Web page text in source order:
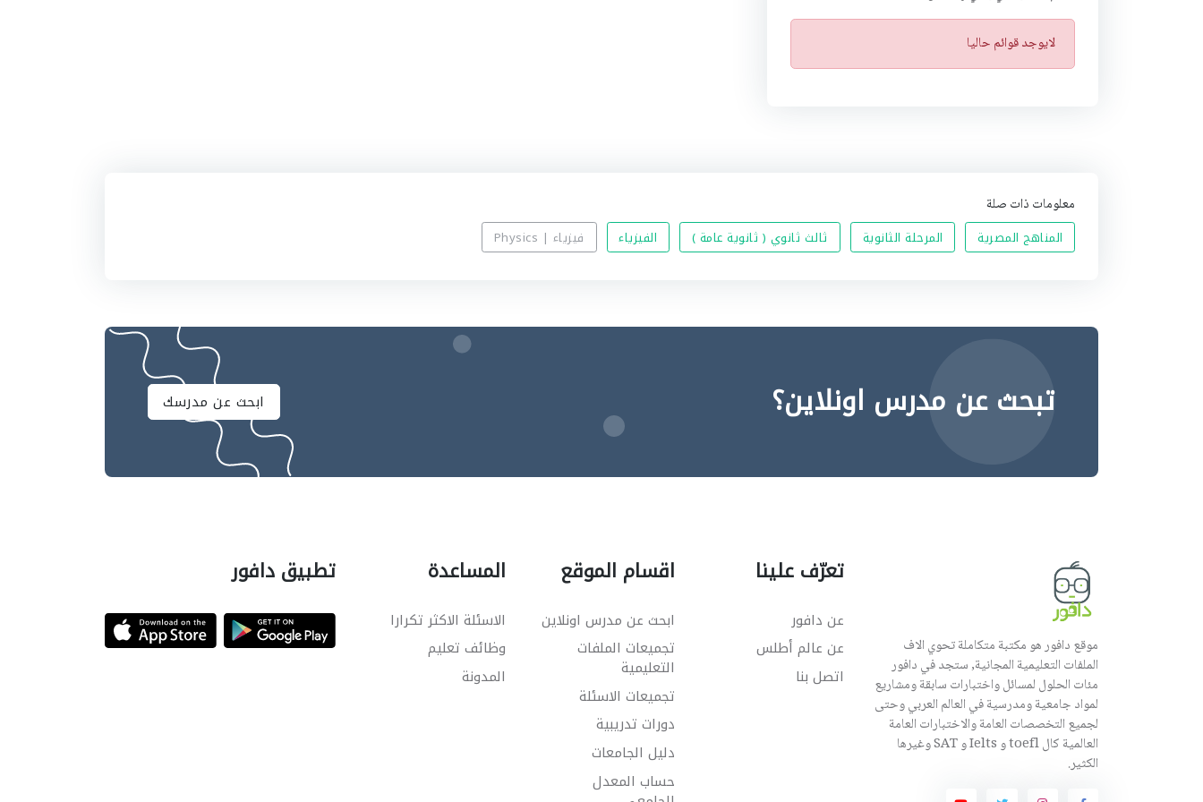
ت
ن
لايوجد قوائم حاليا
معلومات ذات صلة
المناهج المصرية المرحلة الثانوية ثالث ثانوي ( ثانوية عامة ) الفيزياء فيزياء | Physics
تبحث عن مدرس اونلاين؟ ابحث عن مدرسك
موقع دافور هو مكتبة متكاملة تحوي الاف
الملفات التعليمية المجانية, ستجد في دافور
مئات الحلول لمسائل واختبارات سابقة ومشاريع
لمواد جامعية ومدرسية في العالم العربي وحتى
لجميع التخصصات العامة والاختبارات العامة
العالمية كال toefl و Ielts و SAT وغيرها
الكثير.
تعرّف علينا
عن دافور
عن عالم أطلس
اتصل بنا
اقسام الموقع
ابحث عن مدرس اونلاين
تجميعات الملفات
التعليمية
تجميعات الاسئلة
دورات تدريبية
دليل الجامعات
حساب المعدل
المساعدة
الاسئلة الاكثر تكرارا
وظائف تعليم
المدونة
تطبيق دافور